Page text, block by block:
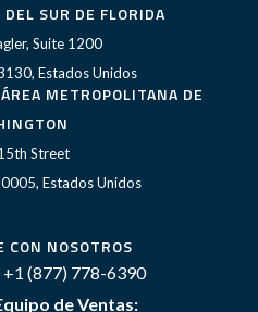
SUR DE FLORIDA
Suite 1200
Estados Unidos
METROPOLITANA DE
Street
Estados Unidos
CON NOSOTROS
+1 (877) 778-6390
de Ventas: